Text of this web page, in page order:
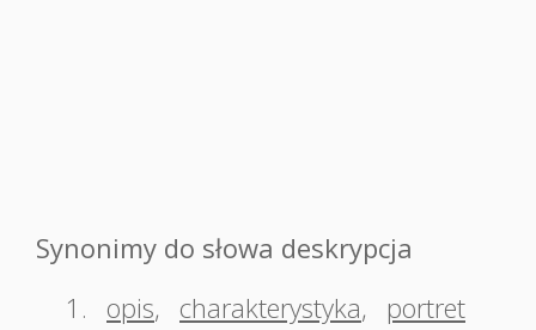
Synonimy do słowa deskrypcja
1.
opis, charakterystyka, portret